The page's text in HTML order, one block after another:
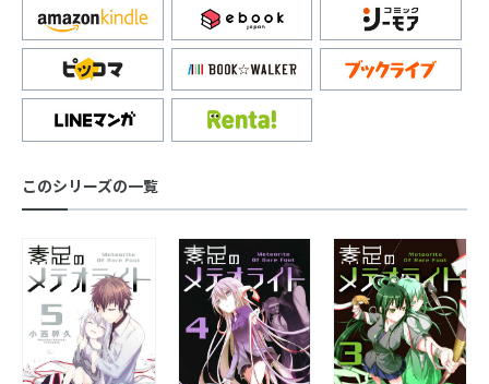
このシリーズの一覧